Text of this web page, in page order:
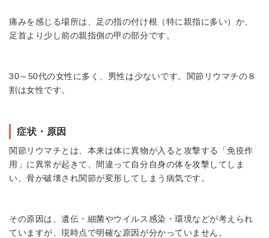
痛みを感じる場所は、足の指の付け根（特に親指に多い）か、
足首より少し前の親指側の甲の部分です。
30～50代の女性に多く、男性は少ないです。関節リウマチの８
割は女性です。
症状・原因
関節リウマチとは、本来は体に異物が入ると攻撃する「免疫作
用」に異常が起きて、間違って自分自身の体を攻撃してしま
い、骨が破壊され関節が変形してしまう病気です。
その原因は、遺伝・細菌やウイルス感染・環境などが考えられ
ていますが、現時点で明確な原因が分かっていません。